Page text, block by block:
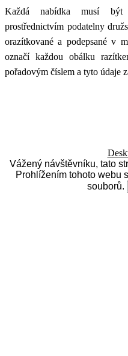
Každá nabídka musí být
prostřednictvím podatelny
orazítkované a podepsané v
označí každou obálku
pořadovým číslem a tyto údaje
Vážený návštěvníku, tato
Prohlížením tohoto webu
souborů.